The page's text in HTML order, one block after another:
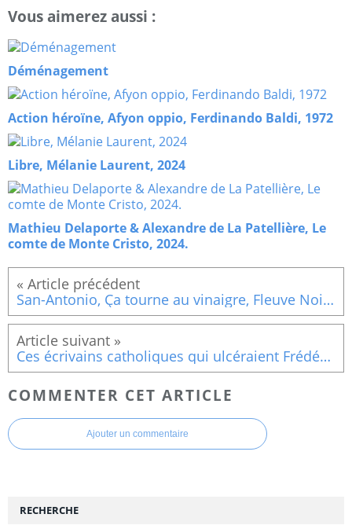
Vous aimerez aussi :
Déménagement
Action héroïne, Afyon oppio, Ferdinando Baldi, 1972
Libre, Mélanie Laurent, 2024
Mathieu Delaporte & Alexandre de La Patellière, Le
comte de Monte Cristo, 2024.
San-Antonio, Ça tourne au vinaigre, Fleuve Noir, 1956
Ces écrivains catholiques qui ulcéraient Frédéric Dard
COMMENTER CET ARTICLE
Ajouter un commentaire
RECHERCHE